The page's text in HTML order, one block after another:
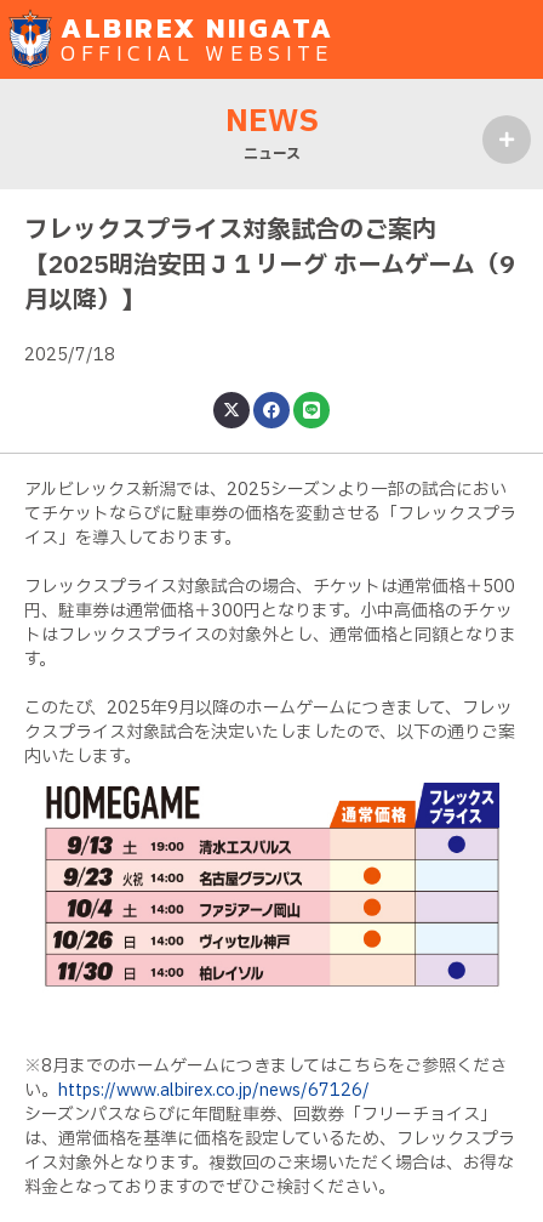
ALBIREX NIIGATA
OFFICIAL WEBSITE
NEWS
ニュース
フレックスプライス対象試合のご案内
【2025明治安田Ｊ１リーグ ホームゲーム（9
月以降）】
2025/7/18
アルビレックス新潟では、2025シーズンより一部の試合におい
てチケットならびに駐車券の価格を変動させる「フレックスプラ
イス」を導入しております。
フレックスプライス対象試合の場合、チケットは通常価格＋500
円、駐車券は通常価格＋300円となります。小中高価格のチケッ
トはフレックスプライスの対象外とし、通常価格と同額となりま
す。
このたび、2025年9月以降のホームゲームにつきまして、フレッ
クスプライス対象試合を決定いたしましたので、以下の通りご案
内いたします。
※8月までのホームゲームにつきましてはこちらをご参照くださ
い。 https://www.albirex.co.jp/news/67126/
シーズンパスならびに年間駐車券、回数券「フリーチョイス」
は、通常価格を基準に価格を設定しているため、フレックスプラ
イス対象外となります。複数回のご来場いただく場合は、お得な
料金となっておりますのでぜひご検討ください。